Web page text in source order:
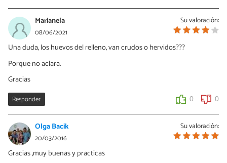
Su valoración:
Marianela
08/06/2021
Una duda, los huevos del relleno, van crudos o hervidos???
Porque no aclara.
Gracias
Responder 0 0
Su valoración:
Olga Bacik
20/03/2016
Gracias ,muy buenas y practicas